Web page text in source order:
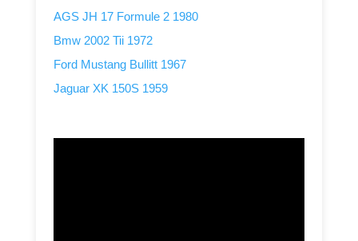
AGS JH 17 Formule 2 1980
Bmw 2002 Tii 1972
Ford Mustang Bullitt 1967
Jaguar XK 150S 1959